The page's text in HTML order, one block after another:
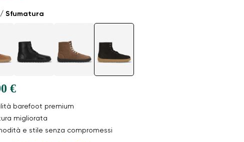
Sfumatura
€
barefoot premium
migliorata
e stile senza compromessi